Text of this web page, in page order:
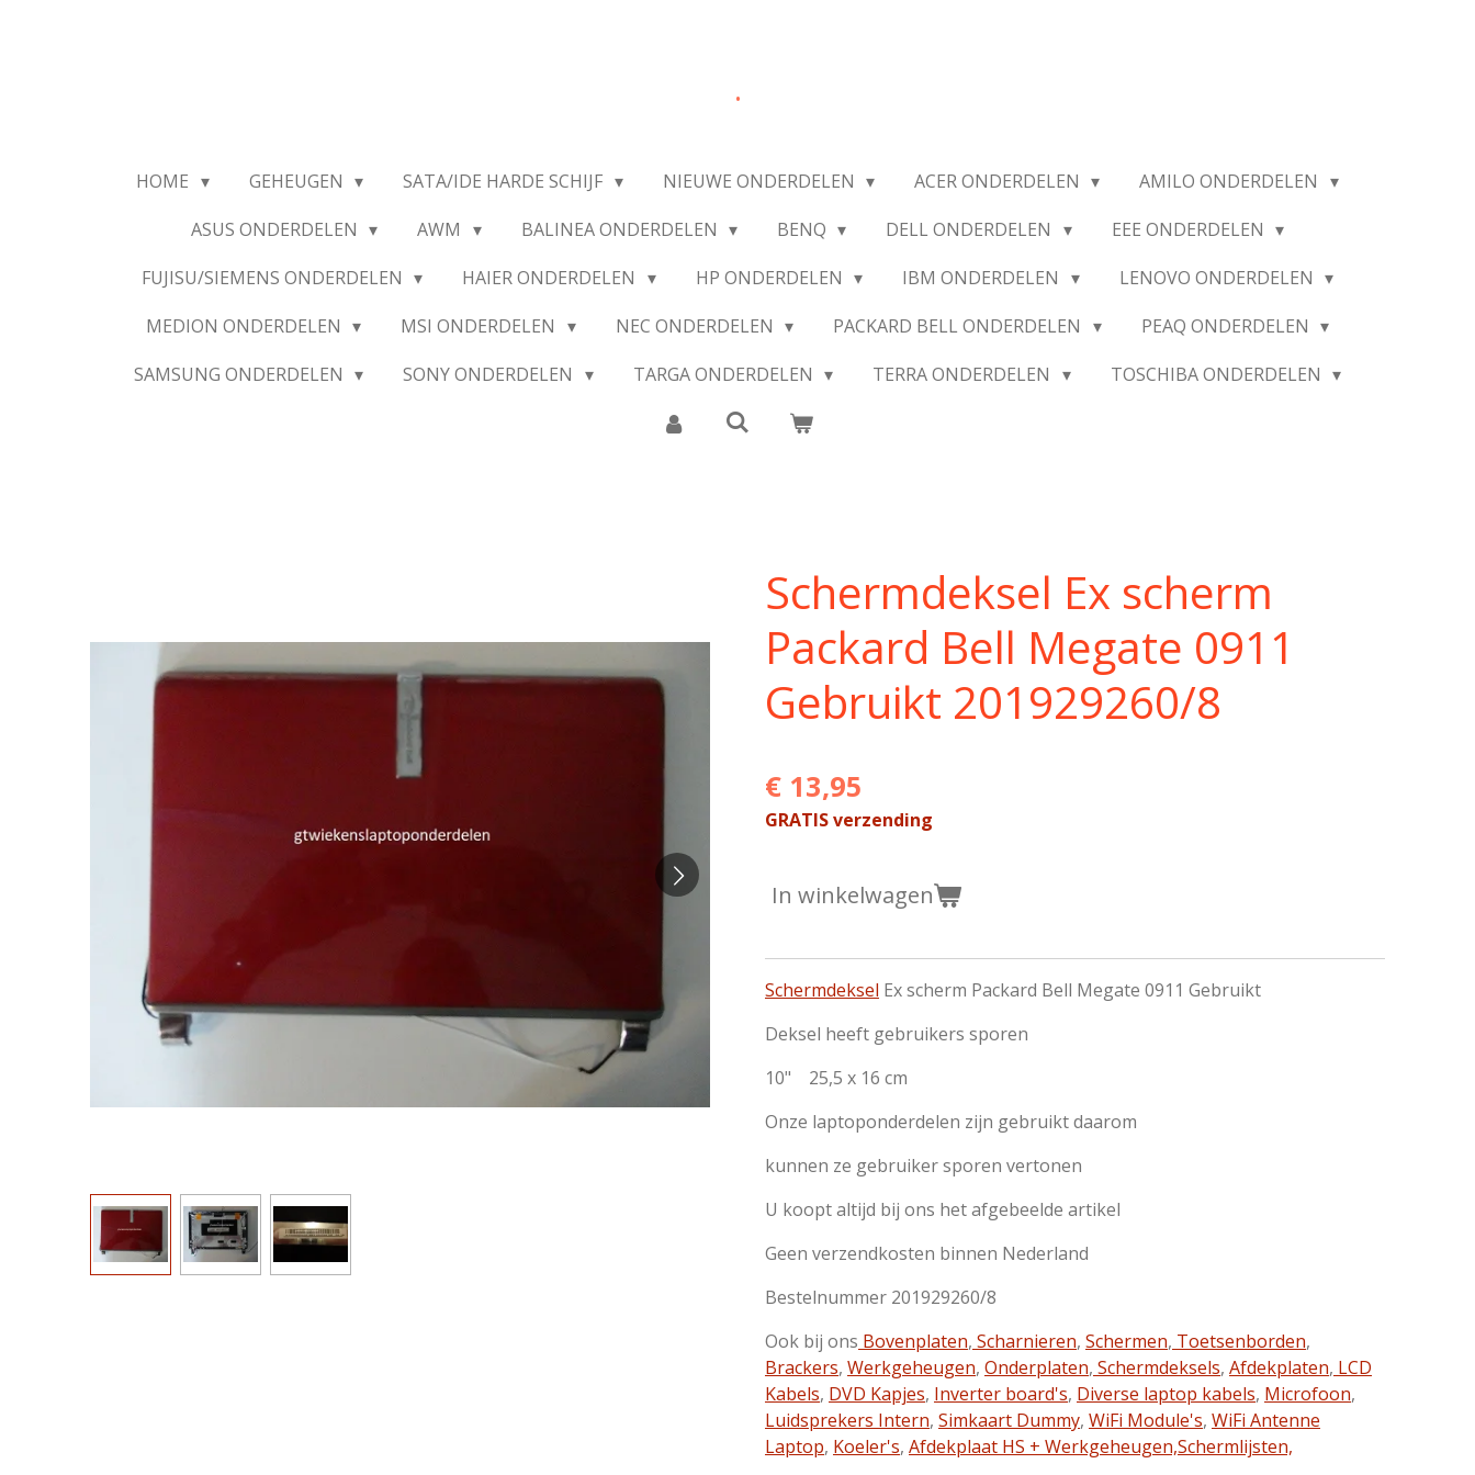
.
HOME GEHEUGEN SATA/IDE HARDE SCHIJF NIEUWE ONDERDELEN ACER ONDERDELEN
AMILO ONDERDELEN
ASUS ONDERDELEN
AWM BALINEA ONDERDELEN BENQ DELL ONDERDELEN
EEE ONDERDELEN
FUJISU/SIEMENS ONDERDELEN
HAIER ONDERDELEN HP ONDERDELEN IBM ONDERDELEN
LENOVO ONDERDELEN
MEDION ONDERDELEN
MSI ONDERDELEN NEC ONDERDELEN PACKARD BELL ONDERDELEN
PEAQ ONDERDELEN
SAMSUNG ONDERDELEN
SONY ONDERDELEN TARGA ONDERDELEN TERRA ONDERDELEN TOSCHIBA ONDERDELEN
Schermdeksel Ex scherm
Packard Bell Megate 0911
Gebruikt 201929260/8
€ 13,95
GRATIS verzending
In winkelwagen
Schermdeksel Ex scherm Packard Bell Megate 0911 Gebruikt
Deksel heeft gebruikers sporen
10" 25,5 x 16 cm
Onze laptoponderdelen zijn gebruikt daarom
kunnen ze gebruiker sporen vertonen
U koopt altijd bij ons het afgebeelde artikel
Geen verzendkosten binnen Nederland
Bestelnummer 201929260/8
Ook bij ons Bovenplaten, Scharnieren, Schermen, Toetsenborden,
Brackers, Werkgeheugen, Onderplaten, Schermdeksels, Afdekplaten, LCD
Kabels, DVD Kapjes, Inverter board's, Diverse laptop kabels, Microfoon,
Luidsprekers Intern, Simkaart Dummy, WiFi Module's, WiFi Antenne
Laptop, Koeler's, Afdekplaat HS + Werkgeheugen,Schermlijsten,